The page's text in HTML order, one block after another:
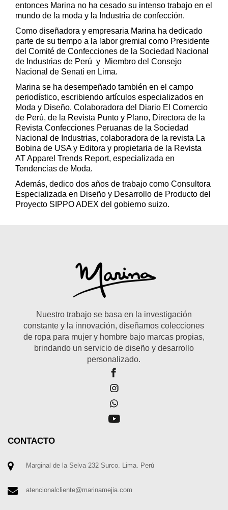
entonces Marina no ha cesado su intenso trabajo en el
mundo de la moda y la Industria de confección.
Como diseñadora y empresaria Marina ha dedicado
parte de su tiempo a la labor gremial como Presidente
del Comité de Confecciones de la Sociedad Nacional
de Industrias de Perú y Miembro del Consejo
Nacional de Senati en Lima.
Marina se ha desempeñado también en el campo
periodístico, escribiendo artículos especializados en
Moda y Diseño. Colaboradora del Diario El Comercio
de Perú, de la Revista Punto y Plano, Directora de la
Revista Confecciones Peruanas de la Sociedad
Nacional de Industrias, colaboradora de la revista La
Bobina de USA y Editora y propietaria de la Revista
AT Apparel Trends Report, especializada en
Tendencias de Moda.
Además, dedico dos años de trabajo como Consultora
Especializada en Diseño y Desarrollo de Producto del
Proyecto SIPPO ADEX del gobierno suizo.
Nuestro trabajo se basa en la investigación
constante y la innovación, diseñamos colecciones
de ropa para mujer y hombre bajo marcas propias,
brindando un servicio de diseño y desarrollo
personalizado.
CONTACTO
Marginal de la Selva 232 Surco. Lima. Perú
atencionalcliente@marinamejia.com